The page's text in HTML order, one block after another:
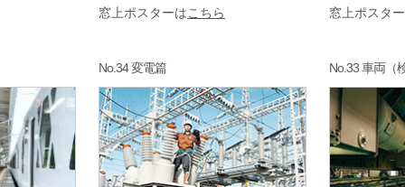
窓上ポスターはこちら 窓上ポスタ
No.34 変電篇 No.33 車両（